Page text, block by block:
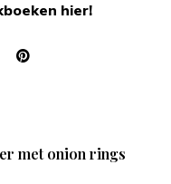
hier!
met onion rings